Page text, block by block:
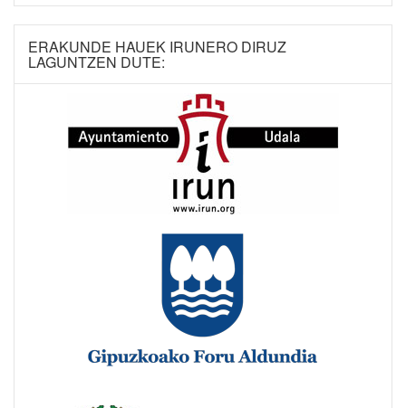
ERAKUNDE HAUEK IRUNERO DIRUZ
LAGUNTZEN DUTE: